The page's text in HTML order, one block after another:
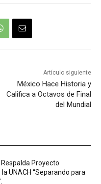
Artículo siguiente
México Hace Historia y
Califica a Octavos de Final
del Mundial
Proyecto
UNACH “Separando para